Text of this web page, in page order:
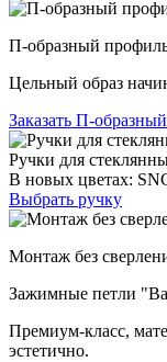
П-образный
Цельный образ
Заказать П-
Ручки для
В новых цветах:
Выбрать ручку
Монтаж без
Зажимные петли
Премиум‑класс,
эстетично.